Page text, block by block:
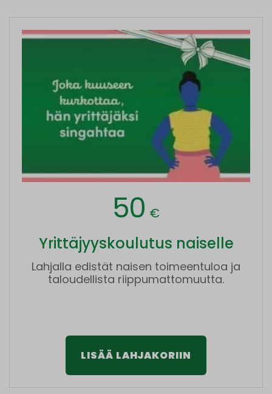
50 €
Yrittäjyyskoulutus naiselle
Lahjalla edistät naisen toimeentuloa ja
taloudellista riippumattomuutta.
LISÄÄ LAHJAKORIIN